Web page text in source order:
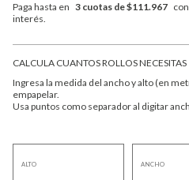
Paga hasta en 3 cuotas de $111.967
interés.
CALCULA CUANTOS ROLLOS NECESITAS
Ingresa la medida del ancho y alto (en
empapelar.
Usa puntos como separador al digitar